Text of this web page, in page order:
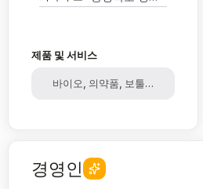
제품 및 서비스
바이오, 의약품, 보툴리눔독소제제
경영인